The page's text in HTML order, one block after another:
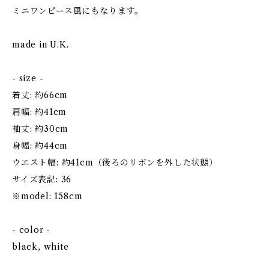
ミニワンピース風にもなります。
made in U.K.
- size -
着丈: 約66cm
肩幅: 約41cm
袖丈: 約30cm
身幅: 約44cm
ウエスト幅: 約41cm（後ろのリボンを外した状態）
サイズ表記: 36
※model: 158cm
- color -
black, white